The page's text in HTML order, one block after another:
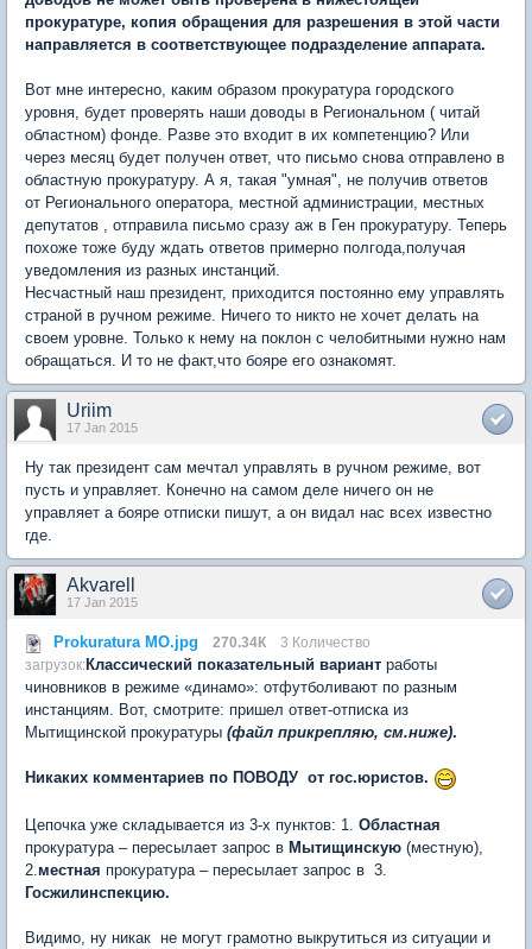
прокуратуре, копия обращения для разрешения в этой части
направляется в соответствующее подразделение аппарата.
Вот мне интересно, каким образом прокуратура городского
уровня, будет проверять наши доводы в Региональном ( читай
областном) фонде. Разве это входит в их компетенцию? Или
через месяц будет получен ответ, что письмо снова отправлено в
областную прокуратуру. А я, такая "умная", не получив ответов
от Регионального оператора, местной администрации, местных
депутатов , отправила письмо сразу аж в Ген прокуратуру. Теперь
похоже тоже буду ждать ответов примерно полгода,получая
уведомления из разных инстанций.
Несчастный наш президент, приходится постоянно ему управлять
страной в ручном режиме. Ничего то никто не хочет делать на
своем уровне. Только к нему на поклон с челобитными нужно нам
обращаться. И то не факт,что бояре его ознакомят.
Uriim
17 Jan 2015
Ну так президент сам мечтал управлять в ручном режиме, вот
пусть и управляет. Конечно на самом деле ничего он не
управляет а бояре отписки пишут, а он видал нас всех известно
где.
Akvarell
17 Jan 2015
Prokuratura MO.jpg 270.34К
3 Количество
загрузок: Классический показательный вариант работы
чиновников в режиме «динамо»: отфутболивают по разным
инстанциям. Вот, смотрите: пришел ответ-отписка из
Мытищинской прокуратуры (файл прикрепляю, см.ниже).
Никаких комментариев по ПОВОДУ от гос.юристов.
Цепочка уже складывается из 3-х пунктов: 1. Областная
прокуратура – пересылает запрос в Мытищинскую (местную),
2. местная прокуратура – пересылает запрос в 3.
Госжилинспекцию.
Видимо, ну никак не могут грамотно выкрутиться из ситуации и